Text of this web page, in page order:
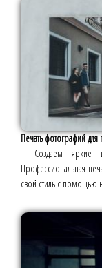
Печать фотографий для
Создаём яркие
Профессиональная
свой стиль с помощью